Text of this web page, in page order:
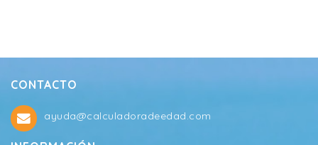
CONTACTO
ayuda@calculadoradeedad.com